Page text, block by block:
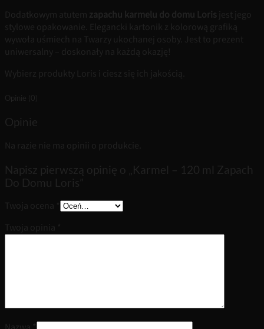
Dodatkowym atutem zapachu karmelu do domu Loris jest jego
stylowe opakowanie. Elegancki kartonik z kolorową grafiką
wywoła uśmiech na Twarzy ukochanej osoby. Jest to prezent
uniwersalny – doskonały na każdą okazję!
Wybierz produkty Loris i ciesz się ich jakością.
Opinie (0)
Opinie
Na razie nie ma opinii o produkcie.
Napisz pierwszą opinię o „Karmel – 120 ml Zapach
Do Domu Loris”
Twoja ocena
Twoja opinia